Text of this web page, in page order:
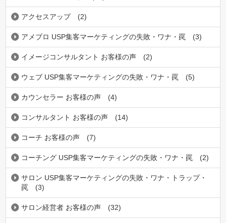
アクセスアップ (2)
アメブロ USP集客マーケティングの失敗・ワナ・罠 (3)
イメージコンサルタント お客様の声 (2)
ウェブ USP集客マーケティングの失敗・ワナ・罠 (5)
カウンセラー お客様の声 (4)
コンサルタント お客様の声 (14)
コーチ お客様の声 (7)
コーチング USP集客マーケティングの失敗・ワナ・罠 (2)
サロン USP集客マーケティングの失敗・ワナ・トラップ・
罠
(3)
サロン経営者 お客様の声 (32)